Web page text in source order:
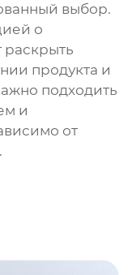
выбор.
о
раскрыть
продукта и
подходить
и
от